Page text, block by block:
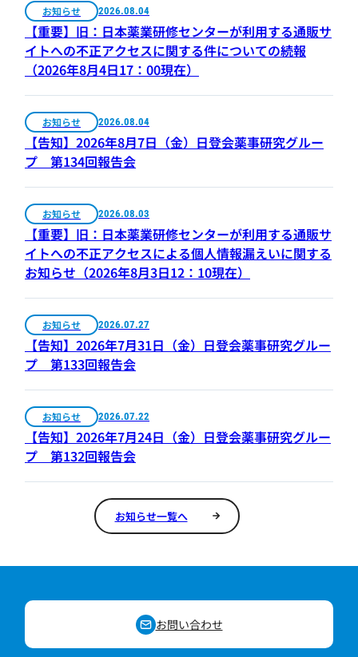
お知らせ 2026.08.04
【重要】旧：日本薬業研修センターが利用する通販サ
イトへの不正アクセスに関する件についての続報
（2026年8月4日17：00現在）
お知らせ 2026.08.04
【告知】2026年8月7日（金）日登会薬事研究グルー
プ 第134回報告会
お知らせ 2026.08.03
【重要】旧：日本薬業研修センターが利用する通販サ
イトへの不正アクセスによる個人情報漏えいに関する
お知らせ（2026年8月3日12：10現在）
お知らせ 2026.07.27
【告知】2026年7月31日（金）日登会薬事研究グルー
プ 第133回報告会
お知らせ 2026.07.22
【告知】2026年7月24日（金）日登会薬事研究グルー
プ 第132回報告会
お知らせ一覧へ
お問い合わせ